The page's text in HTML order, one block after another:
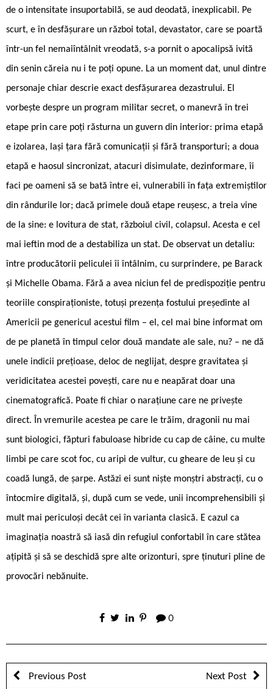
de o intensitate insuportabilă, se aud deodată, inexplicabil. Pe
scurt, e în desfășurare un război total, devastator, care se poartă
într-un fel nemaiîntâlnit vreodată, s-a pornit o apocalipsă ivită
din senin căreia nu i te poți opune. La un moment dat, unul dintre
personaje chiar descrie exact desfășurarea dezastrului. El
vorbește despre un program militar secret, o manevră în trei
etape prin care poți răsturna un guvern din interior: prima etapă
e izolarea, lași țara fără comunicații și fără transporturi; a doua
etapă e haosul sincronizat, atacuri disimulate, dezinformare, îi
faci pe oameni să se bată între ei, vulnerabili în fața extremiștilor
din rândurile lor; dacă primele două etape reușesc, a treia vine
de la sine: e lovitura de stat, războiul civil, colapsul. Acesta e cel
mai ieftin mod de a destabiliza un stat. De observat un detaliu:
între producătorii peliculei îi întâlnim, cu surprindere, pe Barack
și Michelle Obama. Fără a avea niciun fel de predispoziție pentru
teoriile conspiraționiste, totuși prezența fostului președinte al
Americii pe genericul acestui film – el, cel mai bine informat om
de pe planetă în timpul celor două mandate ale sale, nu? – ne dă
unele indicii prețioase, deloc de neglijat, despre gravitatea și
veridicitatea acestei povești, care nu e neapărat doar una
cinematografică. Poate fi chiar o narațiune care ne privește
direct. În vremurile acestea pe care le trăim, dragonii nu mai
sunt biologici, făpturi fabuloase hibride cu cap de câine, cu multe
limbi pe care scot foc, cu aripi de vultur, cu gheare de leu și cu
coadă lungă, de șarpe. Astăzi ei sunt niște monștri abstracți, cu o
întocmire digitală, și, după cum se vede, unii incomprehensibili și
mult mai periculoși decât cei în varianta clasică. E cazul ca
imaginația noastră să iasă din refugiul confortabil în care stătea
ațipită și să se deschidă spre alte orizonturi, spre ținuturi pline de
provocări nebănuite.
0
Previous Post Next Post